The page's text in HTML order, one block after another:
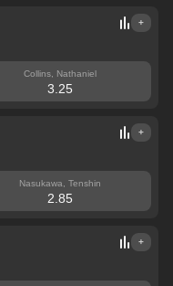
+
Collins, Nathaniel
3.25
+
Nasukawa, Tenshin
2.85
+